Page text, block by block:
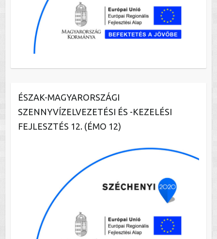
ÉSZAK-MAGYARORSZÁGI
SZENNYVÍZELVEZETÉSI ÉS -KEZELÉSI
FEJLESZTÉS 12. (ÉMO 12)